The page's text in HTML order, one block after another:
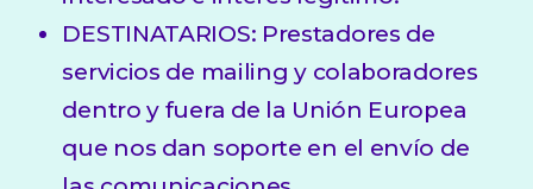
DESTINATARIOS: Prestadores de
servicios de mailing y colaboradores
dentro y fuera de la Unión Europea
que nos dan soporte en el envío de